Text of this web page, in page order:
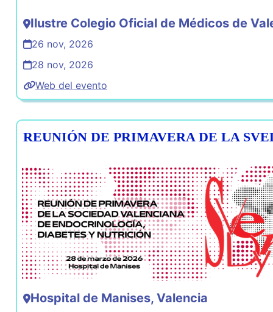
Ilustre Colegio Oficial de Médicos de
26 nov, 2026
28 nov, 2026
Web del evento
REUNIÓN DE PRIMAVERA DE LA
Hospital de Manises, Valencia